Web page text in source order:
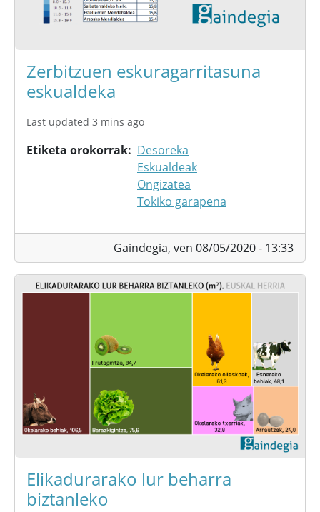
Zerbitzuen eskuragarritasuna
eskualdeka
Last updated 3 mins ago
Etiketa orokorrak
Desoreka
Eskualdeak
Ongizatea
Tokiko garapena
Gaindegia, ven 08/05/2020 - 13:33
Elikadurarako lur beharra
biztanleko